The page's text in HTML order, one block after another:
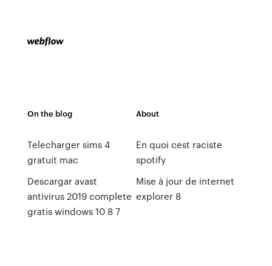
On the blog
Telecharger sims 4
gratuit mac
Descargar avast
antivirus 2019 complete
gratis windows 10 8 7
About
En quoi cest raciste
spotify
Mise à jour de internet
explorer 8